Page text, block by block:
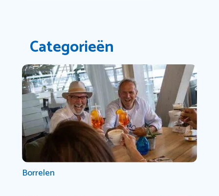
Categorieën
Borrelen